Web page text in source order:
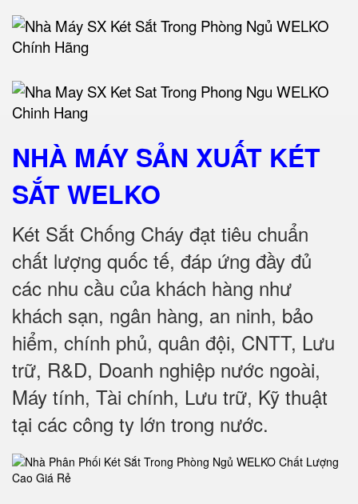
NHÀ MÁY SẢN XUẤT KÉT
SẮTWELKO
Két Sắt Chống Cháy đạt tiêu chuẩn
chất lượng quốc tế, đáp ứng đầy đủ
các nhu cầu của khách hàng như
khách sạn, ngân hàng, an ninh, bảo
hiểm, chính phủ, quân đội, CNTT, Lưu
trữ, R&D, Doanh nghiệp nước ngoài,
Máy tính, Tài chính, Lưu trữ, Kỹ thuật
tại các công ty lớn trong nước.